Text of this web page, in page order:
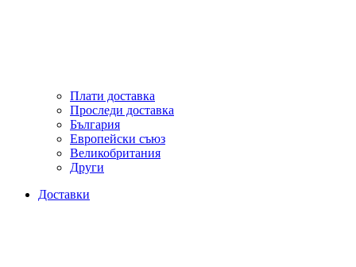
Плати доставка
Проследи доставка
България
Европейски съюз
Великобритания
Други
Доставки